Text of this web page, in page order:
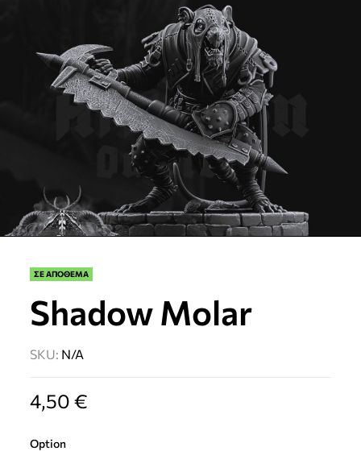
ΣΕ ΑΠΟΘΕΜΑ
Shadow Molar
SKU: N/A
4,50€
Option